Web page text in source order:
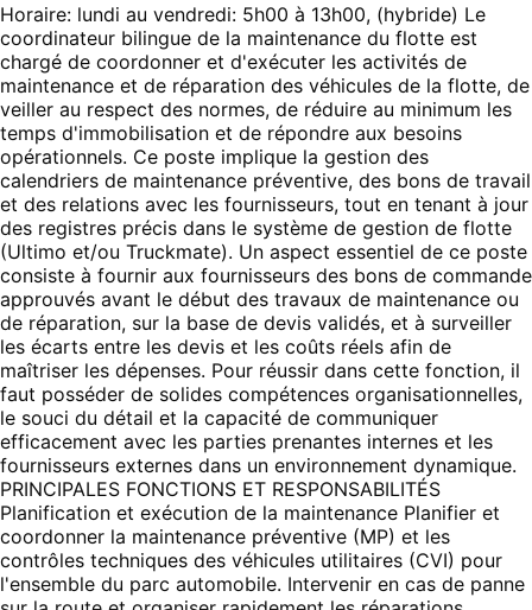
Horaire: lundi au vendredi: 5h00 à 13h00, (hybride) Le
coordinateur bilingue de la maintenance du flotte est
chargé de coordonner et d'exécuter les activités de
maintenance et de réparation des véhicules de la flotte, de
veiller au respect des normes, de réduire au minimum les
temps d'immobilisation et de répondre aux besoins
opérationnels. Ce poste implique la gestion des
calendriers de maintenance préventive, des bons de travail
et des relations avec les fournisseurs, tout en tenant à jour
des registres précis dans le système de gestion de flotte
(Ultimo et/ou Truckmate). Un aspect essentiel de ce poste
consiste à fournir aux fournisseurs des bons de commande
approuvés avant le début des travaux de maintenance ou
de réparation, sur la base de devis validés, et à surveiller
les écarts entre les devis et les coûts réels afin de
maîtriser les dépenses. Pour réussir dans cette fonction, il
faut posséder de solides compétences organisationnelles,
le souci du détail et la capacité de communiquer
efficacement avec les parties prenantes internes et les
fournisseurs externes dans un environnement dynamique.
PRINCIPALES FONCTIONS ET RESPONSABILITÉS
Planification et exécution de la maintenance Planifier et
coordonner la maintenance préventive (MP) et les
contrôles techniques des véhicules utilitaires (CVI) pour
l'ensemble du parc automobile. Intervenir en cas de panne